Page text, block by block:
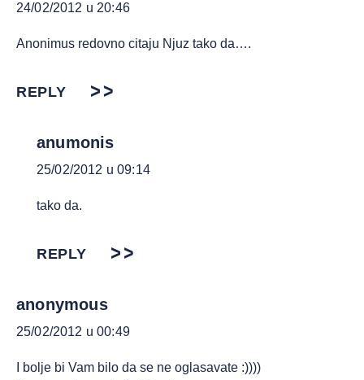
24/02/2012 u 20:46
Anonimus redovno citaju Njuz tako da….
REPLY
anumonis
25/02/2012 u 09:14
tako da.
REPLY
anonymous
25/02/2012 u 00:49
I bolje bi Vam bilo da se ne oglasavate :))))